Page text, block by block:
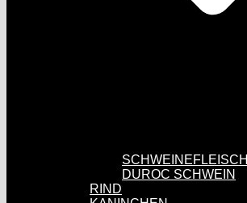
SCHWEINEFLEISCH
DUROC SCHWEIN
RIND